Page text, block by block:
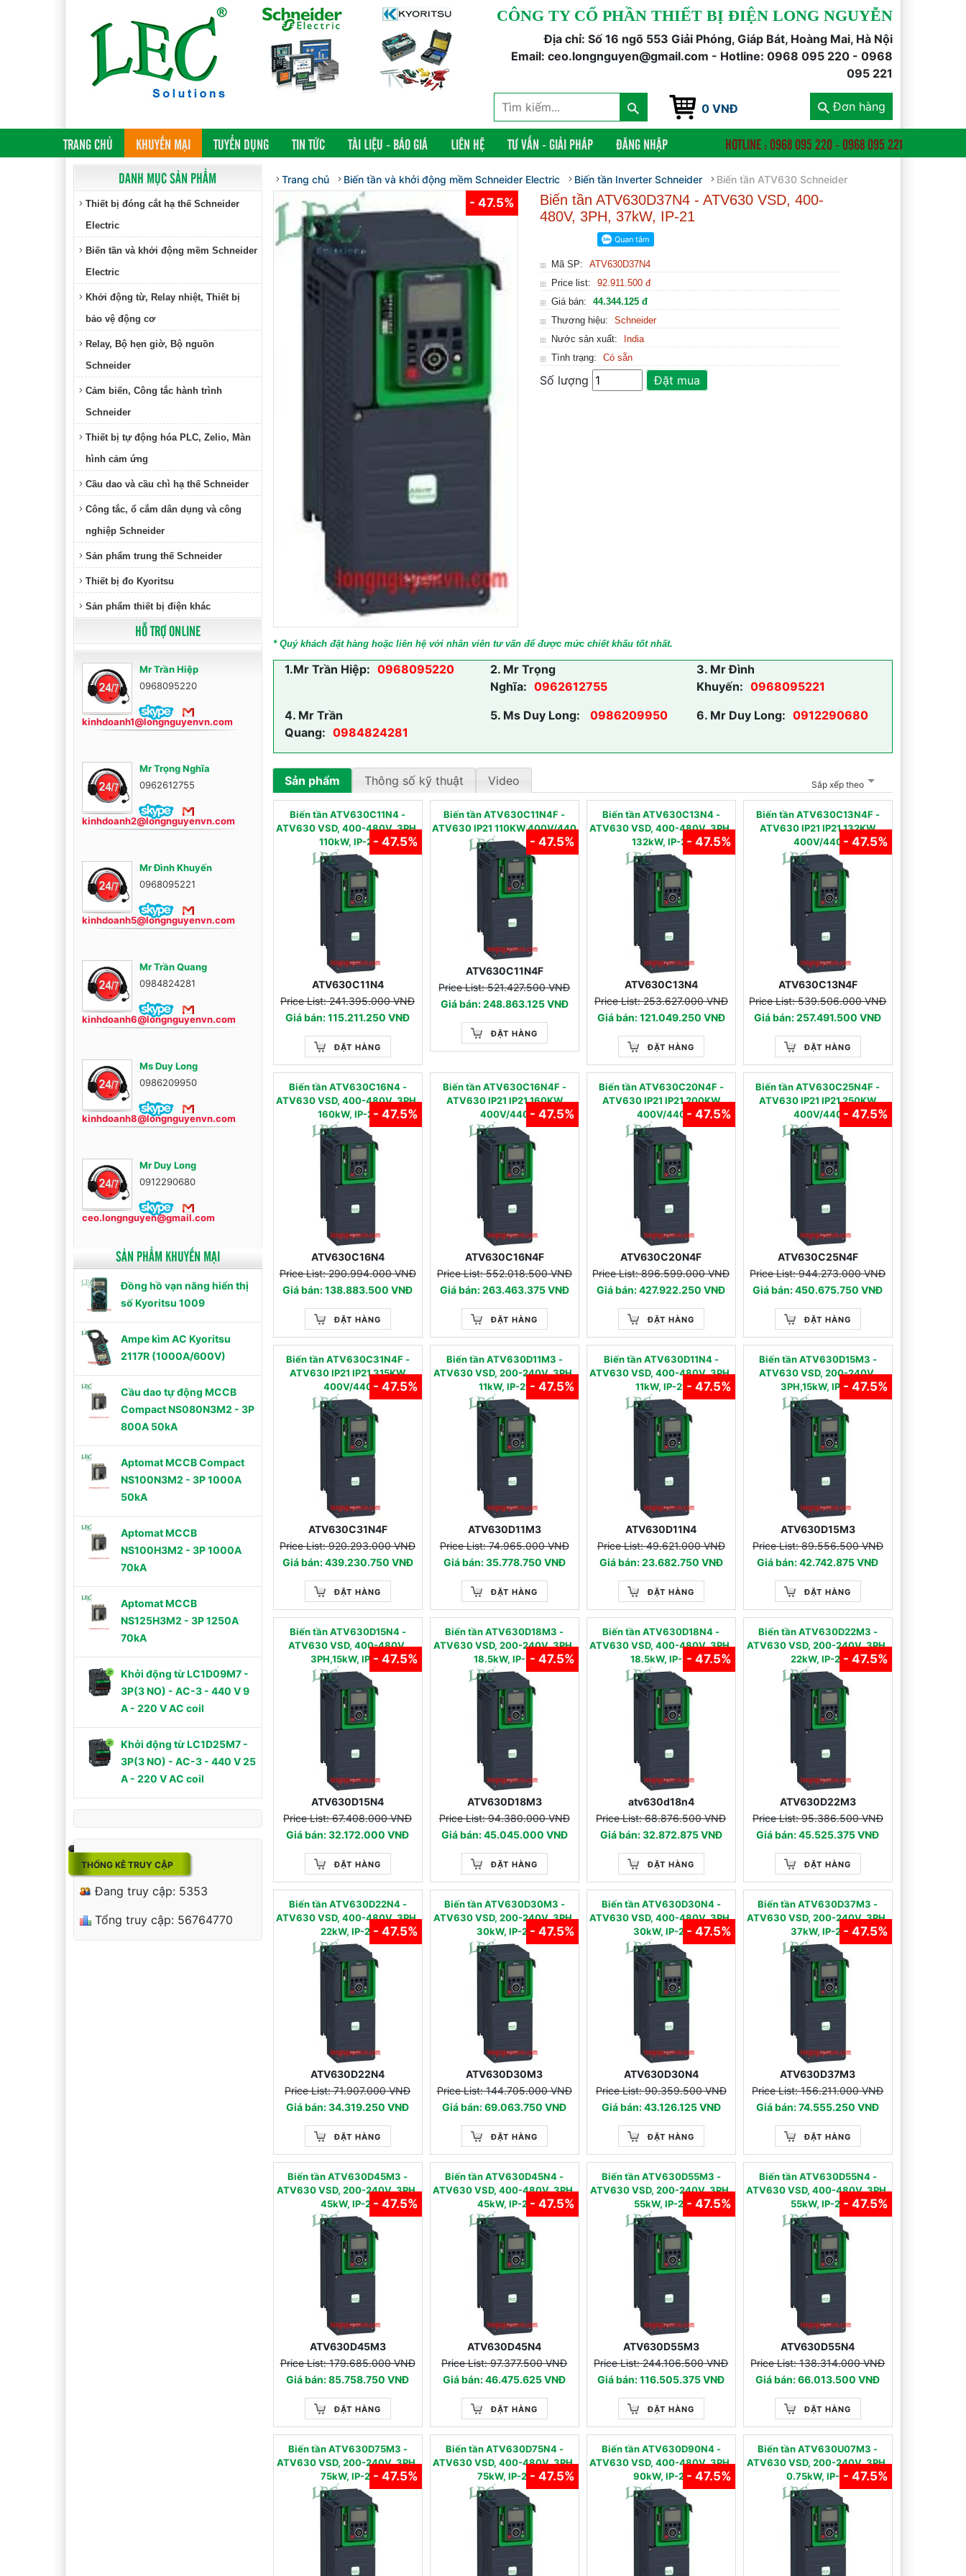
CÔNG TY CỔ PHẦN THIẾT BỊ ĐIỆN LONG NGUYỄN
Địa chỉ: Số 16 ngõ 553 Giải Phóng, Giáp Bát, Hoàng Mai, Hà Nội
Email: ceo.longnguyen@gmail.com - Hotline: 0968 095 220 - 0968
095 221
0 VNĐ Đơn hàng
TRANG CHỦ (CURRENT)
KHUYẾN MẠI TUYỂN DỤNG TIN TỨC TÀI LIỆU - BÁO GIÁ LIÊN HỆ TƯ VẤN - GIẢI PHÁP ĐĂNG NHẬP
HOTLINE : 0968 095 220 - 0968 095 221
DANH MỤC SẢN PHẨM
Thiết bị đóng cắt hạ thế Schneider
Electric
Biến tần và khởi động mềm Schneider
Electric
Khởi động từ, Relay nhiệt, Thiết bị
bảo vệ động cơ
Relay, Bộ hẹn giờ, Bộ nguồn
Schneider
Cảm biến, Công tắc hành trình
Schneider
Thiết bị tự động hóa PLC, Zelio, Màn
hình cảm ứng
Cầu dao và cầu chì hạ thế Schneider
Công tắc, ổ cắm dân dụng và công
nghiệp Schneider
Sản phẩm trung thế Schneider
Thiết bị đo Kyoritsu
Sản phẩm thiết bị điện khác
HỖ TRỢ ONLINE
Mr Trần Hiệp
0968095220
kinhdoanh1@longnguyenvn.com
Mr Trọng Nghĩa
0962612755
kinhdoanh2@longnguyenvn.com
Mr Đình Khuyến
0968095221
kinhdoanh5@longnguyenvn.com
Mr Trần Quang
0984824281
kinhdoanh6@longnguyenvn.com
Ms Duy Long
0986209950
kinhdoanh8@longnguyenvn.com
Mr Duy Long
0912290680
ceo.longnguyen@gmail.com
SẢN PHẨM KHUYẾN MẠI
Đồng hồ vạn năng hiển thị
số Kyoritsu 1009
Ampe kìm AC Kyoritsu
2117R (1000A/600V)
Cầu dao tự động MCCB
Compact NS080N3M2 - 3P
800A 50kA
Aptomat MCCB Compact
NS100N3M2 - 3P 1000A
50kA
Aptomat MCCB
NS100H3M2 - 3P 1000A
70kA
Aptomat MCCB
NS125H3M2 - 3P 1250A
70kA
Khởi động từ LC1D09M7 -
3P(3 NO) - AC-3 - 440 V 9
A - 220 V AC coil
Khởi động từ LC1D25M7 -
3P(3 NO) - AC-3 - 440 V 25
A - 220 V AC coil
THỐNG KÊ TRUY CẬP
Đang truy cập: 5353
Tổng truy cập: 56764770
Trang chủ Biến tần và khởi động mềm Schneider Electric Biến tần Inverter Schneider Biến tần ATV630 Schneider
- 47.5%
Biến tần ATV630D37N4 - ATV630 VSD, 400-
480V, 3PH, 37kW, IP-21
Mã SP:
ATV630D37N4
Price list:
92.911.500 đ
Giá bán:
44.344.125 đ
Thương hiệu:
Schneider
Nước sản xuất:
India
Tình trạng:
Có sẵn
Số lượng Đặt mua
* Quý khách đặt hàng hoặc liên hệ với nhân viên tư vấn để được mức chiết khấu tốt nhất.
1.Mr Trần Hiệp: 0968095220 2. Mr Trọng
Nghĩa: 0962612755
3. Mr Đình
Khuyến: 0968095221
4.Mr Trần
Quang: 0984824281
5. Ms Duy Long: 0986209950 6. Mr Duy Long: 0912290680
Sản phẩm Thông số kỹ thuật Video Sắp xếp theo
Biến tần ATV630C11N4 -
ATV630 VSD, 400-480V, 3PH,
110kW, IP-21
ATV630C11N4
Price List: 241.395.000 VNĐ
Giá bán: 115.211.250 VNĐ
ĐẶT HÀNG
- 47.5%
Biến tần ATV630C11N4F -
ATV630 IP21 110KW 400V/440
ATV630C11N4F
Price List: 521.427.500 VNĐ
Giá bán: 248.863.125 VNĐ
ĐẶT HÀNG
- 47.5%
Biến tần ATV630C13N4 -
ATV630 VSD, 400-480V, 3PH,
132kW, IP-21
ATV630C13N4
Price List: 253.627.000 VNĐ
Giá bán: 121.049.250 VNĐ
ĐẶT HÀNG
- 47.5%
Biến tần ATV630C13N4F -
ATV630 IP21 IP21 132KW
400V/440
ATV630C13N4F
Price List: 539.506.000 VNĐ
Giá bán: 257.491.500 VNĐ
ĐẶT HÀNG
- 47.5%
Biến tần ATV630C16N4 -
ATV630 VSD, 400-480V, 3PH,
160kW, IP-21
ATV630C16N4
Price List: 290.994.000 VNĐ
Giá bán: 138.883.500 VNĐ
ĐẶT HÀNG
- 47.5%
Biến tần ATV630C16N4F -
ATV630 IP21 IP21 160KW
400V/440
ATV630C16N4F
Price List: 552.018.500 VNĐ
Giá bán: 263.463.375 VNĐ
ĐẶT HÀNG
- 47.5%
Biến tần ATV630C20N4F -
ATV630 IP21 IP21 200KW
400V/440
ATV630C20N4F
Price List: 896.599.000 VNĐ
Giá bán: 427.922.250 VNĐ
ĐẶT HÀNG
- 47.5%
Biến tần ATV630C25N4F -
ATV630 IP21 IP21 250KW
400V/440
ATV630C25N4F
Price List: 944.273.000 VNĐ
Giá bán: 450.675.750 VNĐ
ĐẶT HÀNG
- 47.5%
Biến tần ATV630C31N4F -
ATV630 IP21 IP21 315KW
400V/440
ATV630C31N4F
Price List: 920.293.000 VNĐ
Giá bán: 439.230.750 VNĐ
ĐẶT HÀNG
- 47.5%
Biến tần ATV630D11M3 -
ATV630 VSD, 200-240V, 3PH,
11kW, IP-21
ATV630D11M3
Price List: 74.965.000 VNĐ
Giá bán: 35.778.750 VNĐ
ĐẶT HÀNG
- 47.5%
Biến tần ATV630D11N4 -
ATV630 VSD, 400-480V, 3PH,
11kW, IP-21
ATV630D11N4
Price List: 49.621.000 VNĐ
Giá bán: 23.682.750 VNĐ
ĐẶT HÀNG
- 47.5%
Biến tần ATV630D15M3 -
ATV630 VSD, 200-240V,
3PH,15kW, IP-21
ATV630D15M3
Price List: 89.556.500 VNĐ
Giá bán: 42.742.875 VNĐ
ĐẶT HÀNG
- 47.5%
Biến tần ATV630D15N4 -
ATV630 VSD, 400-480V,
3PH,15kW, IP-21
ATV630D15N4
Price List: 67.408.000 VNĐ
Giá bán: 32.172.000 VNĐ
ĐẶT HÀNG
- 47.5%
Biến tần ATV630D18M3 -
ATV630 VSD, 200-240V, 3PH,
18.5kW, IP-21
ATV630D18M3
Price List: 94.380.000 VNĐ
Giá bán: 45.045.000 VNĐ
ĐẶT HÀNG
- 47.5%
Biến tần ATV630D18N4 -
ATV630 VSD, 400-480V, 3PH,
18.5kW, IP-21
atv630d18n4
Price List: 68.876.500 VNĐ
Giá bán: 32.872.875 VNĐ
ĐẶT HÀNG
- 47.5%
Biến tần ATV630D22M3 -
ATV630 VSD, 200-240V, 3PH,
22kW, IP-21
ATV630D22M3
Price List: 95.386.500 VNĐ
Giá bán: 45.525.375 VNĐ
ĐẶT HÀNG
- 47.5%
Biến tần ATV630D22N4 -
ATV630 VSD, 400-480V, 3PH,
22kW, IP-21
ATV630D22N4
Price List: 71.907.000 VNĐ
Giá bán: 34.319.250 VNĐ
ĐẶT HÀNG
- 47.5%
Biến tần ATV630D30M3 -
ATV630 VSD, 200-240V, 3PH,
30kW, IP-21
ATV630D30M3
Price List: 144.705.000 VNĐ
Giá bán: 69.063.750 VNĐ
ĐẶT HÀNG
- 47.5%
Biến tần ATV630D30N4 -
ATV630 VSD, 400-480V, 3PH,
30kW, IP-21
ATV630D30N4
Price List: 90.359.500 VNĐ
Giá bán: 43.126.125 VNĐ
ĐẶT HÀNG
- 47.5%
Biến tần ATV630D37M3 -
ATV630 VSD, 200-240V, 3PH,
37kW, IP-21
ATV630D37M3
Price List: 156.211.000 VNĐ
Giá bán: 74.555.250 VNĐ
ĐẶT HÀNG
- 47.5%
Biến tần ATV630D45M3 -
ATV630 VSD, 200-240V, 3PH,
45kW, IP-21
ATV630D45M3
Price List: 179.685.000 VNĐ
Giá bán: 85.758.750 VNĐ
ĐẶT HÀNG
- 47.5%
Biến tần ATV630D45N4 -
ATV630 VSD, 400-480V, 3PH,
45kW, IP-21
ATV630D45N4
Price List: 97.377.500 VNĐ
Giá bán: 46.475.625 VNĐ
ĐẶT HÀNG
- 47.5%
Biến tần ATV630D55M3 -
ATV630 VSD, 200-240V, 3PH,
55kW, IP-21
ATV630D55M3
Price List: 244.106.500 VNĐ
Giá bán: 116.505.375 VNĐ
ĐẶT HÀNG
- 47.5%
Biến tần ATV630D55N4 -
ATV630 VSD, 400-480V, 3PH,
55kW, IP-21
ATV630D55N4
Price List: 138.314.000 VNĐ
Giá bán: 66.013.500 VNĐ
ĐẶT HÀNG
- 47.5%
Biến tần ATV630D75M3 -
ATV630 VSD, 200-240V, 3PH,
75kW, IP-21- 47.5%
Biến tần ATV630D75N4 -
ATV630 VSD, 400-480V, 3PH,
75kW, IP-21- 47.5%
Biến tần ATV630D90N4 -
ATV630 VSD, 400-480V, 3PH,
90kW, IP-21- 47.5%
Biến tần ATV630U07M3 -
ATV630 VSD, 200-240V, 3PH,
0.75kW, IP-21- 47.5%